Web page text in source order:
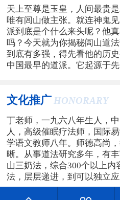
天上至尊是玉皇，人间最贵
唯有闾山做主张。就连神鬼
派到底是个什么来头呢？他
吗？今天就为你揭秘闾山道
到底有多强，得先看他的历
中国最早的道派。它起源于
文化推广 HONORARY
丁老师，一九六八年生人，
人，高级催眠疗法师，国际
学语文教师八年。师德高尚
晰。从事道法研究多年，有
山三奶法，综合300个以上内
法，层层递进，到可以独立